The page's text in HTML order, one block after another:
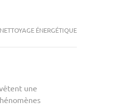
NETTOYAGE ÉNERGÉTIQUE
une